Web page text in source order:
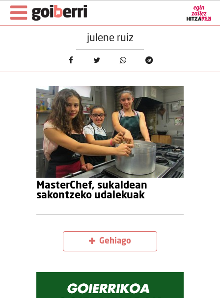
julene ruiz
MasterChef, sukaldean
sakontzeko udalekuak
Gehiago